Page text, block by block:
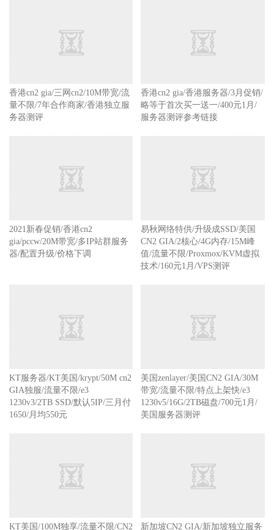
香港cn2 gia/三网cn2/10M带宽/流
量不限/7年合作商家/香港独立服
务器测评
香港cn2 gia/香港服务器/3月促销/
略等于首次买一送一/400元1月/
服务器测评参考链接
2021新春促销/香港cn2
gia/pccw/20M带宽/多IP站群服务
器/配置升级/价格下调
易秋网络特供/升级成SSD/美国
CN2 GIA/2核心/4G内存/15M峰
值/流量不限/Proxmox/KVM虚拟
技术/160元1月/VPS测评
KT服务器/KT美国/krypt/50M cn2
GIA独服/流量不限/e3
1230v3/2TB SSD/默认5IP/三月付
1650/月均550元
美国zenlayer/美国CN2 GIA/30M
带宽/流量不限/特点上架快/e3
1230v5/16G/2TB磁盘/700元1月/
美国服务器测评
KT美国/100M独享/流量不限/CN2 新加坡CN2 GIA/新加坡独立服务